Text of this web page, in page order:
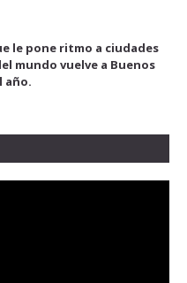
le pone ritmo a ciudades
mundo vuelve a Buenos
año.